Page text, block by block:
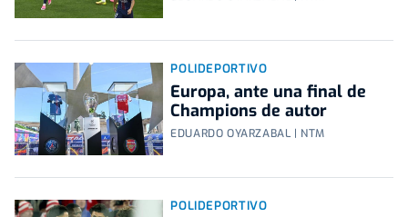
POLIDEPORTIVO
Europa, ante una final de
Champions de autor
EDUARDO OYARZABAL | NTM
POLIDEPORTIVO